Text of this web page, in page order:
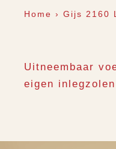
Home › Gijs 2160
Uitneembaar
eigen